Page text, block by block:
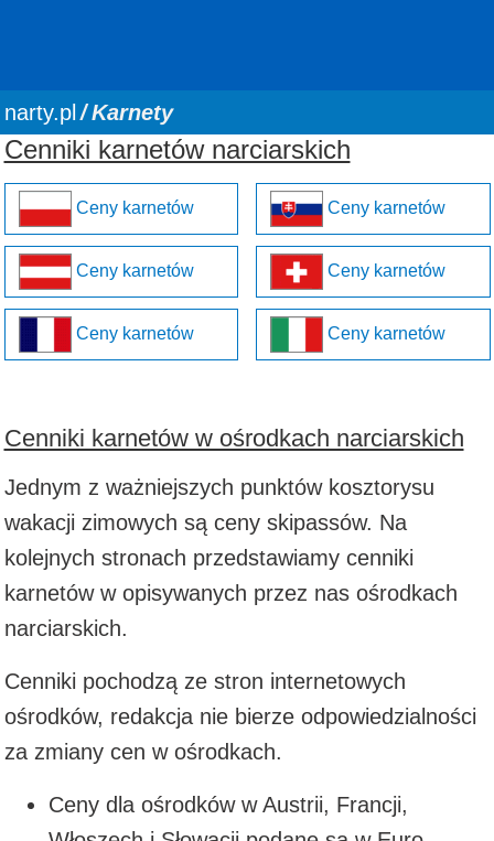
You are here:
narty.pl Karnety
Cenniki karnetów narciarskich
Ceny karnetów
Ceny karnetów
Ceny karnetów
Ceny karnetów
Ceny karnetów
Ceny karnetów
Cenniki karnetów w ośrodkach narciarskich
Jednym z ważniejszych punktów kosztorysu
wakacji zimowych są ceny skipassów. Na
kolejnych stronach przedstawiamy cenniki
karnetów w opisywanych przez nas ośrodkach
narciarskich.
Cenniki pochodzą ze stron internetowych
ośrodków, redakcja nie bierze odpowiedzialności
za zmiany cen w ośrodkach.
Ceny dla ośrodków w Austrii, Francji,